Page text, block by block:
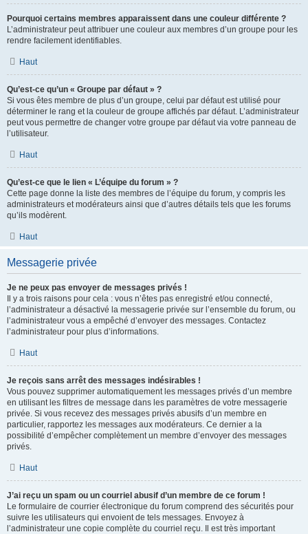
Pourquoi certains membres apparaissent dans une couleur différente ?
L’administrateur peut attribuer une couleur aux membres d’un groupe pour les
rendre facilement identifiables.
Haut
Qu’est-ce qu’un « Groupe par défaut » ?
Si vous êtes membre de plus d’un groupe, celui par défaut est utilisé pour
déterminer le rang et la couleur de groupe affichés par défaut. L’administrateur
peut vous permettre de changer votre groupe par défaut via votre panneau de
l’utilisateur.
Haut
Qu’est-ce que le lien « L’équipe du forum » ?
Cette page donne la liste des membres de l’équipe du forum, y compris les
administrateurs et modérateurs ainsi que d’autres détails tels que les forums
qu’ils modèrent.
Haut
Messagerie privée
Je ne peux pas envoyer de messages privés !
Il y a trois raisons pour cela : vous n’êtes pas enregistré et/ou connecté,
l’administrateur a désactivé la messagerie privée sur l’ensemble du forum, ou
l’administrateur vous a empêché d’envoyer des messages. Contactez
l’administrateur pour plus d’informations.
Haut
Je reçois sans arrêt des messages indésirables !
Vous pouvez supprimer automatiquement les messages privés d’un membre
en utilisant les filtres de message dans les paramètres de votre messagerie
privée. Si vous recevez des messages privés abusifs d’un membre en
particulier, rapportez les messages aux modérateurs. Ce dernier a la
possibilité d’empêcher complètement un membre d’envoyer des messages
privés.
Haut
J’ai reçu un spam ou un courriel abusif d’un membre de ce forum !
Le formulaire de courrier électronique du forum comprend des sécurités pour
suivre les utilisateurs qui envoient de tels messages. Envoyez à
l’administrateur une copie complète du courriel reçu. Il est très important